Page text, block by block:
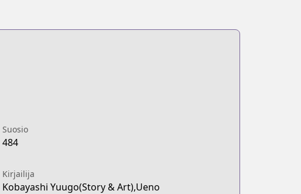
Suosio
484
Kirjailija
Kobayashi Yuugo(Story & Art),Ueno